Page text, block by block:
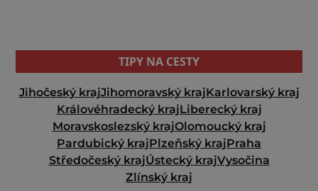
TIPY NA CESTY
Jihočeský krajJihomoravský krajKarlovarský kraj
Královéhradecký krajLiberecký kraj
Moravskoslezský krajOlomoucký kraj
Pardubický krajPlzeňský krajPraha
Středočeský krajÚstecký krajVysočina
Zlínský kraj